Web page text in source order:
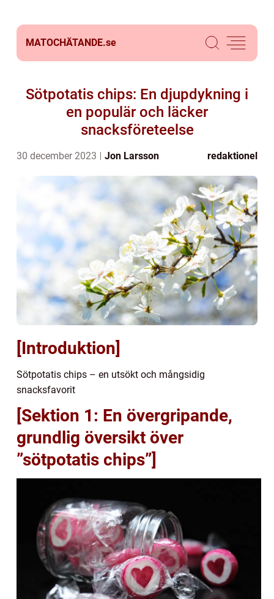
MATOCHÄTANDE.se
Sötpotatis chips: En djupdykning i
en populär och läcker
snacksföreteelse
30 december 2023 Jon Larsson redaktionel
[Introduktion]
Sötpotatis chips – en utsökt och mångsidig
snacksfavorit
[Sektion 1: En övergripande,
grundlig översikt över
”sötpotatis chips”]